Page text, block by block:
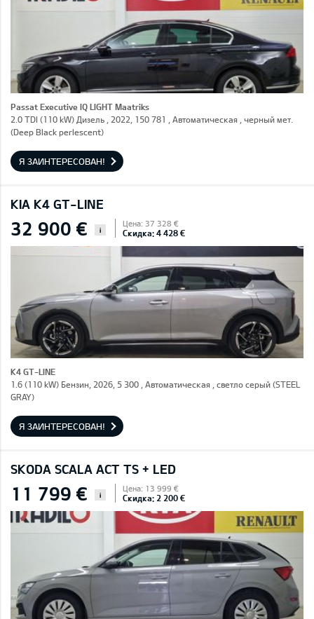
Passat Executive IQ LIGHT Maatriks
2.0 TDI (110 kW) Дизель , 2022, 150 781 , Автоматическая , черный мет.
(Deep Black perlescent)
Я ЗАИНТЕРЕСОВАН!
KIA K4 GT-LINE
32 900 € i
Цена: 37 328 €
Скидка: 4 428 €
K4 GT-LINE
1.6 (110 kW) Бензин, 2026, 5 300 , Автоматическая , светло серый (STEEL
GRAY)
Я ЗАИНТЕРЕСОВАН!
SKODA SCALA ACT TS + LED
11 799 € i
Цена: 13 999 €
Скидка: 2 200 €